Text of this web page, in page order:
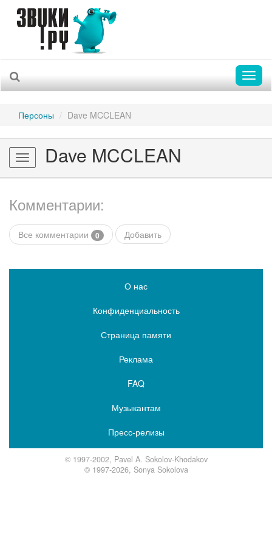
Персоны Dave MCCLEAN
Toggle
navigation
Dave MCCLEAN
Комментарии:
Все комментарии 0 Добавить
О нас
Конфиденциальность
Страница памяти
Реклама
FAQ
Музыкантам
Пресс-релизы
© 1997-2002, Pavel A. Sokolov-Khodakov
© 1997-2026, Sonya Sokolova